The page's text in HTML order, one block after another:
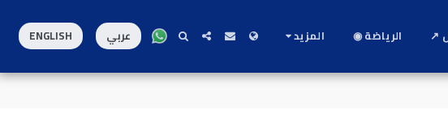
↗ الرياضة ◉ المزيد عربي ENGLISH